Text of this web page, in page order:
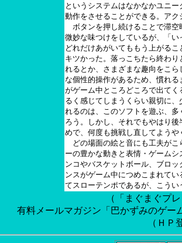
というシステムはなかなかユニ
動作をさせることができる。アク
ボタンを押し続けることで滞空
微妙な味つけをしているが、「い
どれだけあがいてももう上がる
キツかった。落っこちたら終わ
れるとか、さまざまな趣向をこ
な個性的操作があるため、慣れ
がゲーム中ところどころで出て
るく感じてしまうくらい親切に
れるのは、このソフトを遊ぶ、
ろう。しかし、それでもやはり
めで、何度も挑戦し直してようや
どの場面の絵と音にも工夫がこ
ーの豊かな動きと表情・ゲーム
ンコやバスケットボール、ブロ
ンスがゲーム中につめこまれて
（「まぐまぐプ
有料メールマガジン「巴かずみのゲ
（ＨＰ